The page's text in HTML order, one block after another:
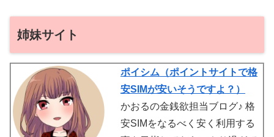
姉妹サイト
ポイシム（ポイントサイトで格
安SIMが安いそうですよ？）
かおるの金銭欲担当ブログ♪ 格
安SIMをなるべく安く利用する